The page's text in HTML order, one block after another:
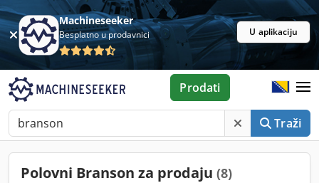
Machineseeker
Besplatno u prodavnici U aplikaciju
Traži
Prodati
Polovni Branson za prodaju (8)